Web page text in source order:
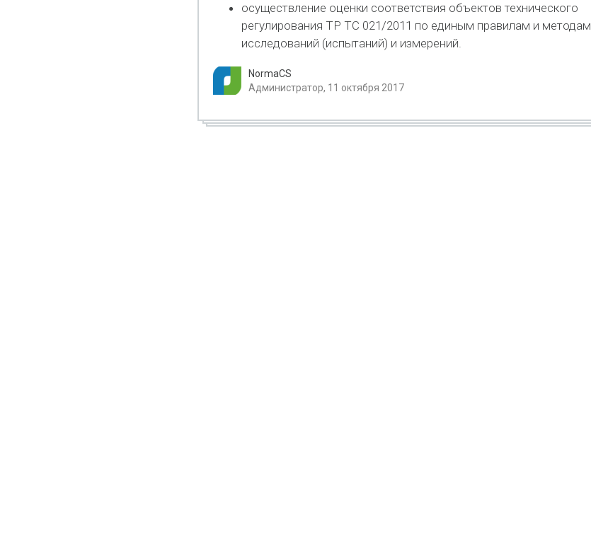
осуществление оценки соответствия объектов технического
регулирования ТР ТС 021/2011 по единым правилам и методам
исследований (испытаний) и измерений.
NormaCS
Администратор, 11 октября 2017